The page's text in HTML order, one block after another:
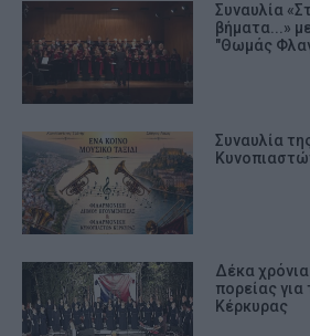
Συναυλία
βήματα...»
"Θωμάς
Συναυλία
Δέκα
πορείας
Κέρκυρας